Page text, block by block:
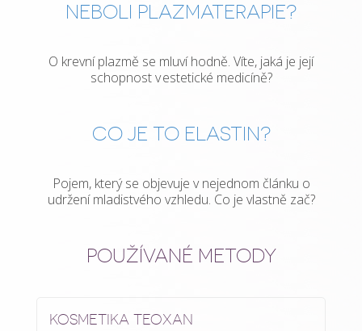
NEBOLI PLAZMATERAPIE?
O krevní plazmě se mluví hodně. Víte, jaká je její
schopnost v estetické medicíně?
CO JE TO ELASTIN?
Pojem, který se objevuje v nejednom článku o
udržení mladistvého vzhledu. Co je vlastně zač?
POUŽÍVANÉ METODY
KOSMETIKA TEOXAN